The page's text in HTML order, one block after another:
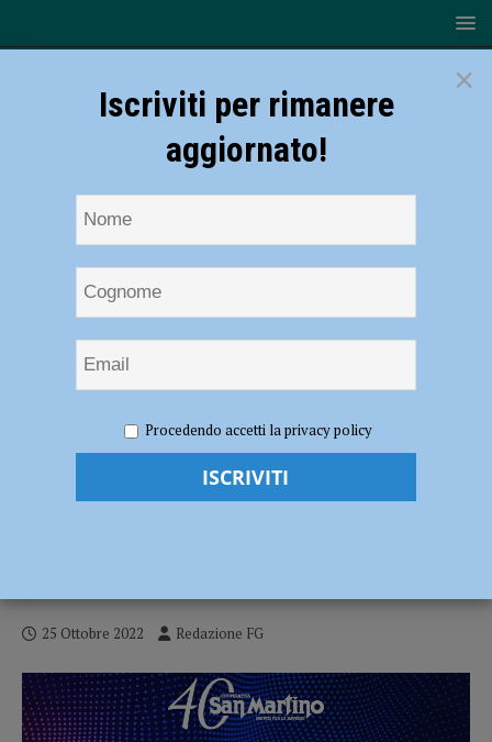
fuggire da una villa, automobilista chiama i carabinieri e insegue i
malviventi
Nota i ladri fuggire da una villa,
25 Ottobre 2022 Redazione FG
×
Iscriviti per rimanere
aggiornato!
Procedendo accetti la privacy policy